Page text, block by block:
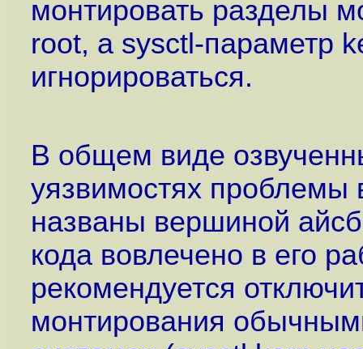
монтировать разделы
root, а sysctl-параметр
игнорироваться.
В общем виде
уязвимостях проблемы
названы вершиной
кода вовлечено в его
рекомендуется
монтирования